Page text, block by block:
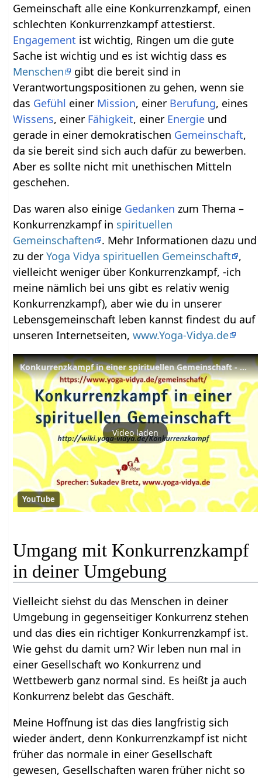
Gemeinschaft alle eine Konkurrenzkampf, einen
schlechten Konkurrenzkampf attestierst.
Engagement ist wichtig, Ringen um die gute
Sache ist wichtig und es ist wichtig dass es
Menschen
gibt die bereit sind in
Verantwortungspositionen zu gehen, wenn sie
das Gefühl einer Mission, einer Berufung, eines
Wissens, einer Fähigkeit, einer Energie und
gerade in einer demokratischen Gemeinschaft,
da sie bereit sind sich auch dafür zu bewerben.
Aber es sollte nicht mit unethischen Mitteln
geschehen.
Das waren also einige Gedanken zum Thema –
Konkurrenzkampf in spirituellen
Gemeinschaften
. Mehr Informationen dazu und
zu derYoga Vidya spirituellen Gemeinschaft
,
vielleicht weniger über Konkurrenzkampf, -ich
meine nämlich bei uns gibt es relativ wenig
Konkurrenzkampf), aber wie du in unserer
Lebensgemeinschaft leben kannst findest du auf
unseren Internetseiten,www.Yoga-Vidya.de
Konkurrenzkampf in einer spirituellen Gemeinschaft - Praktische Persönlichkeitsentwicklung
Video laden
YouTube
Umgang mit Konkurrenzkampf
in deiner Umgebung
Vielleicht siehst du das Menschen in deiner
Umgebung in gegenseitiger Konkurrenz stehen
und das dies ein richtiger Konkurrenzkampf ist.
Wie gehst du damit um? Wir leben nun mal in
einer Gesellschaft wo Konkurrenz und
Wettbewerb ganz normal sind. Es heißt ja auch
Konkurrenz belebt das Geschäft.
Meine Hoffnung ist das dies langfristig sich
wieder ändert, denn Konkurrenzkampf ist nicht
früher das normale in einer Gesellschaft
gewesen, Gesellschaften waren früher nicht so